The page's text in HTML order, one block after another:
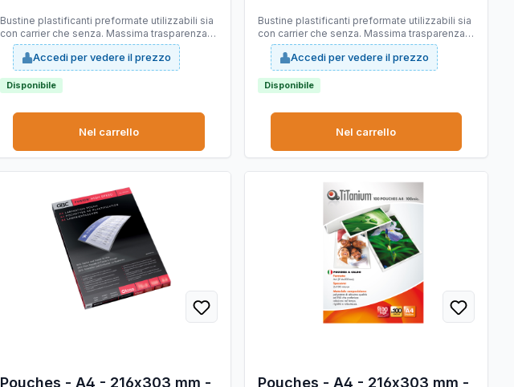
Bustine plastificanti preformate utilizzabili sia
con carrier che senza. Massima trasparenza e
ottima adesione del collante.
Accedi per vedere il prezzo
Disponibile
Nel carrello
Bustine plastificanti preformate utilizzabili sia
con carrier che senza. Massima trasparenza e
ottima adesione del collante.
Accedi per vedere il prezzo
Disponibile
Nel carrello
Pouches - A4 - 216x303 mm -
Pouches - A4 - 216x303 mm -